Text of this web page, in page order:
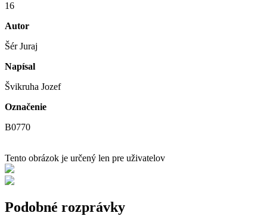
16
Autor
Šér Juraj
Napísal
Švikruha Jozef
Označenie
B0770
Tento obrázok je určený len pre uživatelov
Podobné rozprávky